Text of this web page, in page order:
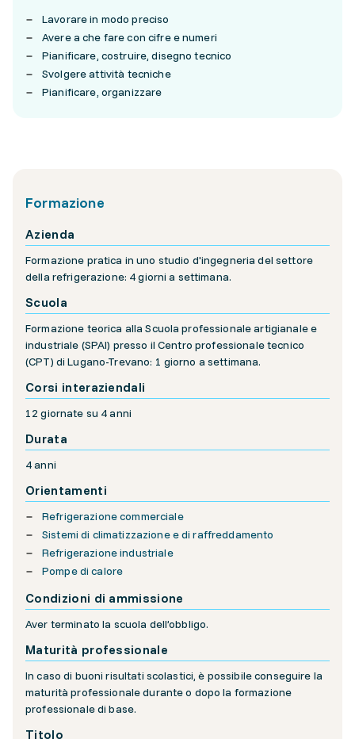
Lavorare in modo preciso
Avere a che fare con cifre e numeri
Pianificare, costruire, disegno tecnico
Svolgere attività tecniche
Pianificare, organizzare
Formazione
Azienda
Formazione pratica in uno studio d'ingegneria del settore
della refrigerazione: 4 giorni a settimana.
Scuola
Formazione teorica alla Scuola professionale artigianale e
industriale (SPAI) presso il Centro professionale tecnico
(CPT) di Lugano-Trevano: 1 giorno a settimana.
Corsi interaziendali
12 giornate su 4 anni
Durata
4 anni
Orientamenti
Refrigerazione commerciale
Sistemi di climatizzazione e di raffreddamento
Refrigerazione industriale
Pompe di calore
Condizioni di ammissione
Aver terminato la scuola dell’obbligo.
Maturità professionale
In caso di buoni risultati scolastici, è possibile conseguire la
maturità professionale durante o dopo la formazione
professionale di base.
Titolo